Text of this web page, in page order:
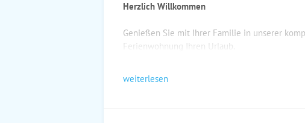
Herzlich Willkommen
Genießen Sie mit Ihrer Familie in unserer
Ferienwohnung Ihren Urlaub.
weiterlesen